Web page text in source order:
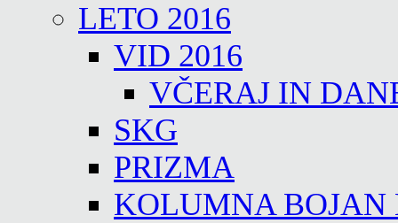
LETO 2016
VID 2016
VČERAJ IN
SKG
PRIZMA
KOLUMNA BOJAN